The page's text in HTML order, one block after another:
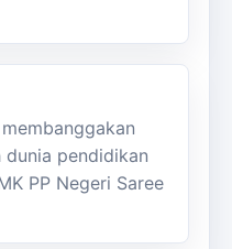
PPN Saree
2026
pendidikan
PP Negeri Saree
Aceh Timur
1 Julok